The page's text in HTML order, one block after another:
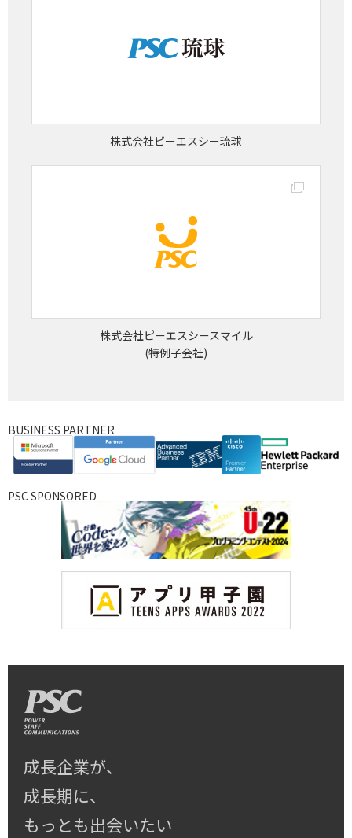
株式会社ピーエスシー琉球
株式会社ピーエスシースマイル
(特例子会社)
BUSINESS PARTNER
PSC SPONSORED
成長企業が、
成長期に、
もっとも出会いたい